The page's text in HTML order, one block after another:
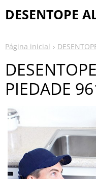
DESENTOPE
Página inicial
PIEDADE